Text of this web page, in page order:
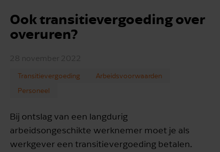
Ook transitievergoeding over
overuren?
28 november 2022
Transitievergoeding
Arbeidsvoorwaarden
Personeel
Bij ontslag van een langdurig
arbeidsongeschikte werknemer moet je als
werkgever een transitievergoeding betalen.